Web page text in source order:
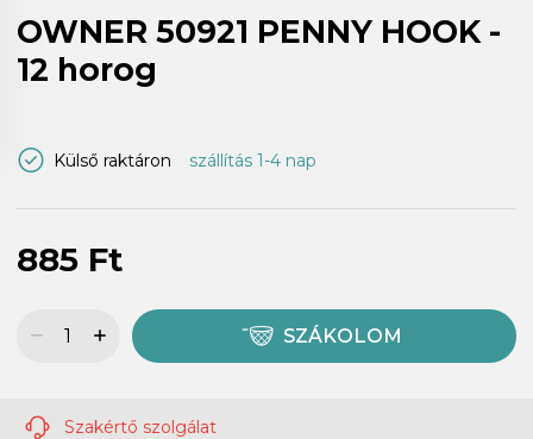
OWNER 50921 PENNY HOOK -
12 horog
Külső raktáron szállítás 1-4 nap
885 Ft
SZÁKOLOM
Szakértő szolgálat